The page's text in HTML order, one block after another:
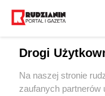
Wydawca mediów
Drogi
Na naszej stronie
zaufanych